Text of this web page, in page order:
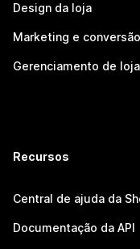
Design da loja
Marketing e conversão
Gerenciamento de loja
Recursos
Central de ajuda da
Documentação da API